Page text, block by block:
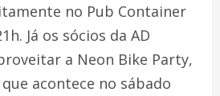
no Pub Container
Já os sócios da AD
a Neon Bike Party,
acontece no sábado